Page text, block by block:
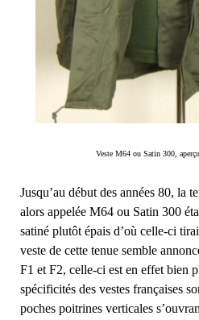
Veste M64 ou Satin 300,
Jusqu’au début des années 80, la
alors appelée M64 ou Satin 300
satiné plutôt épais d’où celle-ci
veste de cette tenue semble
F1 et F2, celle-ci est en effet bien
spécificités des vestes françaises
poches poitrines verticales